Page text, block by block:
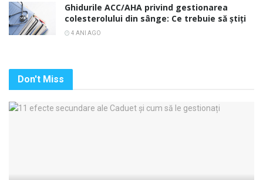
Ghidurile ACC/AHA privind gestionarea
colesterolului din sânge: Ce trebuie să știți
4 ANI AGO
Don't Miss